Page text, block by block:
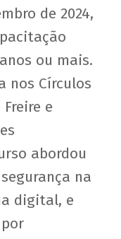
de 2024,
ou mais.
nos Círculos
e
abordou
na
digital, e